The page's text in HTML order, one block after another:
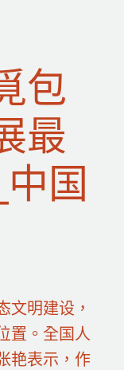
包
最
国
文明建设，
置。全国人
艳表示，作